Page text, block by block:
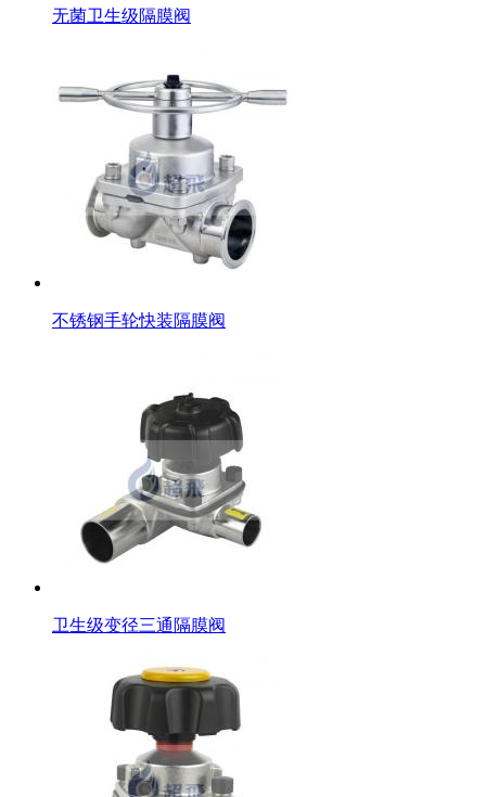
无菌卫生级隔膜阀
不锈钢手轮快装隔膜阀
卫生级变径三通隔膜阀